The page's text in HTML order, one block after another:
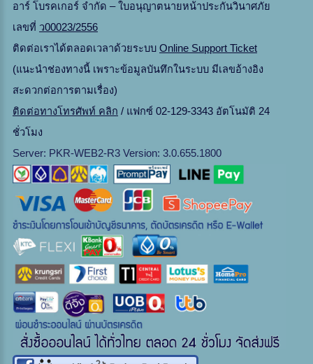
อาร์ โบรคเกอร์ จำกัด – ใบอนุญาตนายหน้าประกันวินาศภัย
เลขที่ ว00023/2556
ติดต่อเราได้ตลอดเวลาด้วยระบบ Online Support Ticket
(แนะนำช่องทางนี้ เพราะข้อมูลบันทึกในระบบ มีเลขอ้างอิง
สะดวกต่อการตามเรื่อง)
ติดต่อทางโทรศัพท์ คลิก / แฟกซ์ 02-129-3343 อัตโนมัติ 24
ชั่วโมง
Server: PKR-WEB2-R3 Version: 3.0.655.1800